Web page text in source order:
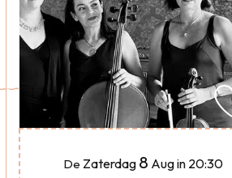
De Zaterdag 8 Augin 20:30